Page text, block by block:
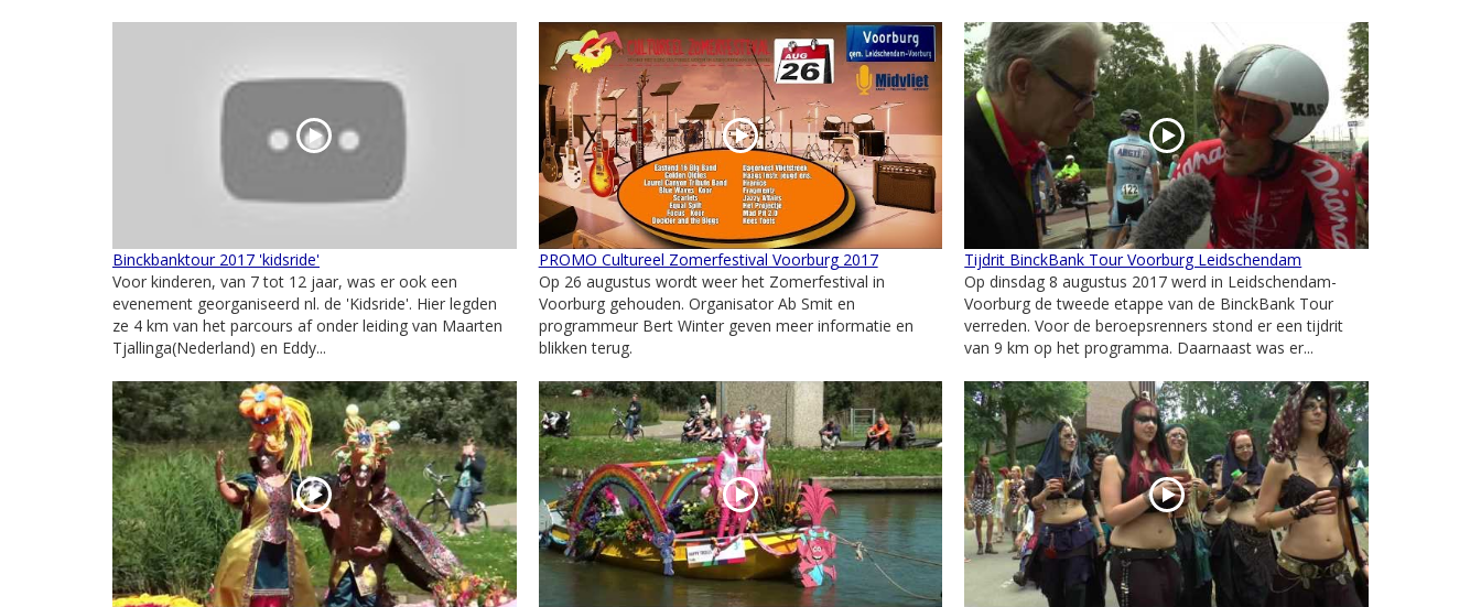
Binckbanktour 2017 'kidsride'
Voor kinderen, van 7 tot 12 jaar, was er ook een
evenement georganiseerd nl. de 'Kidsride'. Hier legden
ze 4 km van het parcours af onder leiding van Maarten
Tjallinga(Nederland) en Eddy...
PROMO Cultureel Zomerfestival Voorburg 2017
Op 26 augustus wordt weer het Zomerfestival in
Voorburg gehouden. Organisator Ab Smit en
programmeur Bert Winter geven meer informatie en
blikken terug.
Tijdrit BinckBank Tour Voorburg Leidschendam
Op dinsdag 8 augustus 2017 werd in Leidschendam-
Voorburg de tweede etappe van de BinckBank Tour
verreden. Voor de beroepsrenners stond er een tijdrit
van 9 km op het programma. Daarnaast was er...